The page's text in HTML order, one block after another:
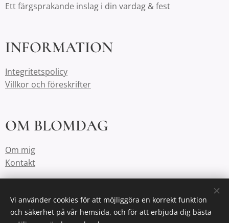
Ett färgsprakande inslag i din vardag & fest
INFORMATION
Integritetspolicy
Villkor och föreskrifter
OM BLOMDAG
Om mig
Kontakt
KONTAKT
Vi använder cookies för att möjliggöra en korrekt funktion
och säkerhet på vår hemsida, och för att erbjuda dig bästa